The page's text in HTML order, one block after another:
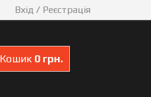
Вхід / Реєстрація
Кошик 0 грн.